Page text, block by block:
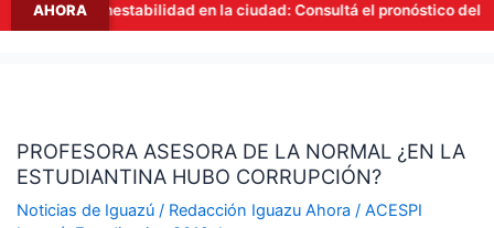
AHORAInestabilidad en la ciudad: Consultá el pronóstico del
PROFESORA ASESORA DE LA NORMAL ¿EN LA
ESTUDIANTINA HUBO CORRUPCIÓN?
Noticias de Iguazú/ Redacción Iguazu Ahora / ACESPI
DE
LA
NORMAL